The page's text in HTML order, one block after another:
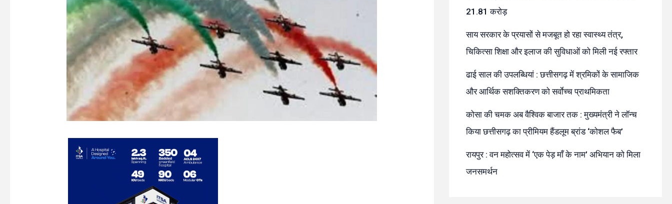
21.81 करोड़
साय सरकार के प्रयासों से मजबूत हो रहा स्वास्थ्य तंत्र,
चिकित्सा शिक्षा और इलाज की सुविधाओं को मिली नई रफ्तार
ढाई साल की उपलब्धियां : छत्तीसगढ़ में श्रमिकों के सामाजिक
और आर्थिक सशक्तिकरण को सर्वाेच्च प्राथमिकता
कोसा की चमक अब वैश्विक बाजार तक : मुख्यमंत्री ने लॉन्च
किया छत्तीसगढ़ का प्रीमियम हैंडलूम ब्रांड ‘कोशल फैब’
रायपुर : वन महोत्सव में ‘एक पेड़ माँ के नाम’ अभियान को मिला
जनसमर्थन